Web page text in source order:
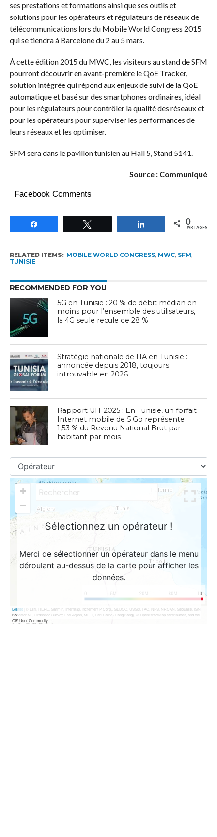
ses prestations et formations ainsi que ses outils et
solutions pour les opérateurs et régulateurs de réseaux de
télécommunications lors du Mobile World Congress 2015
qui se tiendra à Barcelone du 2 au 5 mars.
À cette édition 2015 du MWC, les visiteurs au stand de SFM
pourront découvrir en avant-première le QoE Tracker,
solution intégrée qui répond aux enjeux de suivi de la QoE
automatique et basé sur des smartphones ordinaires, idéal
pour les régulateurs pour contrôler la qualité des réseaux et
pour les opérateurs pour superviser les performances de
leurs réseaux et les optimiser.
SFM sera dans le pavillon tunisien au Hall 5, Stand 5141.
Source : Communiqué
Facebook Comments
Partagez 0
PARTAGES
RELATED ITEMS: MOBILE WORLD CONGRESS, MWC, SFM,
TUNISIE
RECOMMENDED FOR YOU
5G en Tunisie : 20 % de débit médian en
moins pour l’ensemble des utilisateurs,
la 4G seule recule de 28 %
Stratégie nationale de l’IA en Tunisie :
annoncée depuis 2018, toujours
introuvable en 2026
Rapport UIT 2025 : En Tunisie, un forfait
Internet mobile de 5 Go représente
1,53 % du Revenu National Brut par
habitant par mois